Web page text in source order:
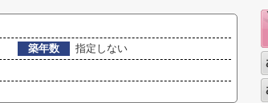
築年数
指定しない